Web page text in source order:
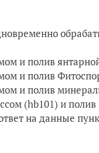
и полив
и полив
и полив
(hb101) и
на данные